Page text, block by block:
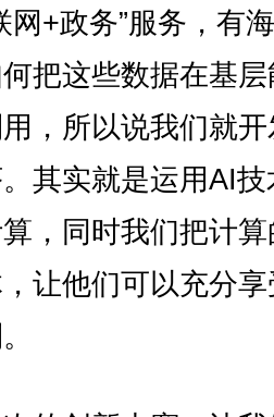
网+政务”服务，有
把这些数据在基
，所以说我们就
其实就是运用AI技
，同时我们把计
让他们可以充分